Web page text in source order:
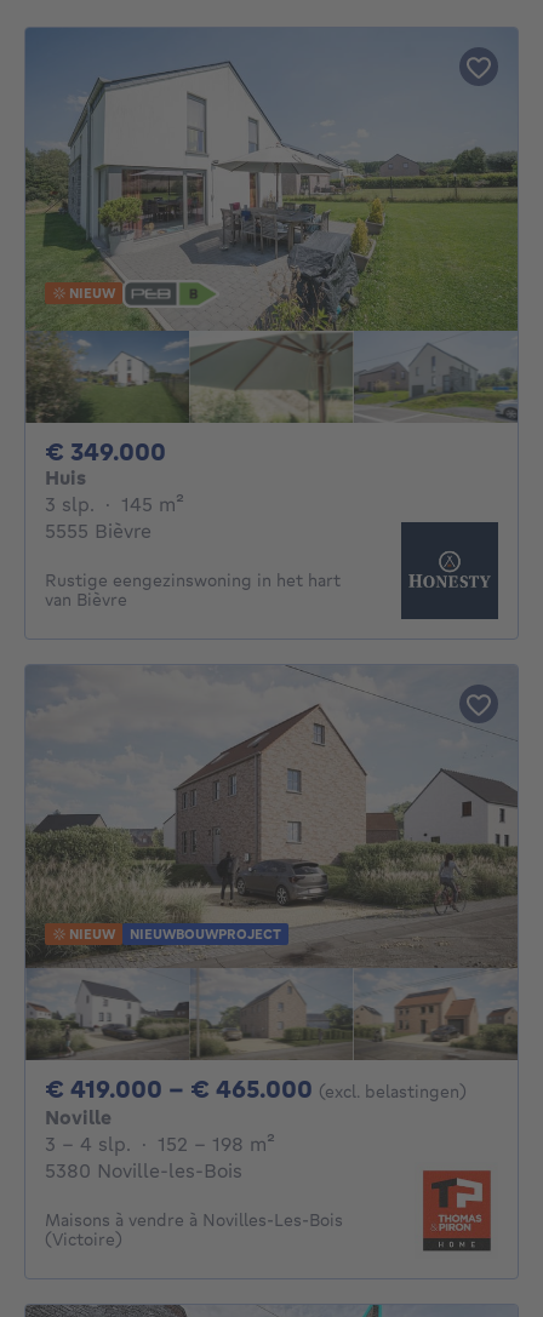
NIEUW
€ 349.000
Huis
3 slp. 3 slaapkamers
· 145 m²
5555 Bièvre
Rustige eengezinswoning in het hart
van Bièvre
NIEUW NIEUWBOUWPROJECT
€ 419.000 - € 465.000 Van 419000€ Tot
(excl. belastingen)
Noville
3 - 4 Slaapkamers
3 - 4 slp. · 152 - 198 m²
5380 Noville-les-Bois
Maisons à vendre à Novilles-Les-Bois
(Victoire)